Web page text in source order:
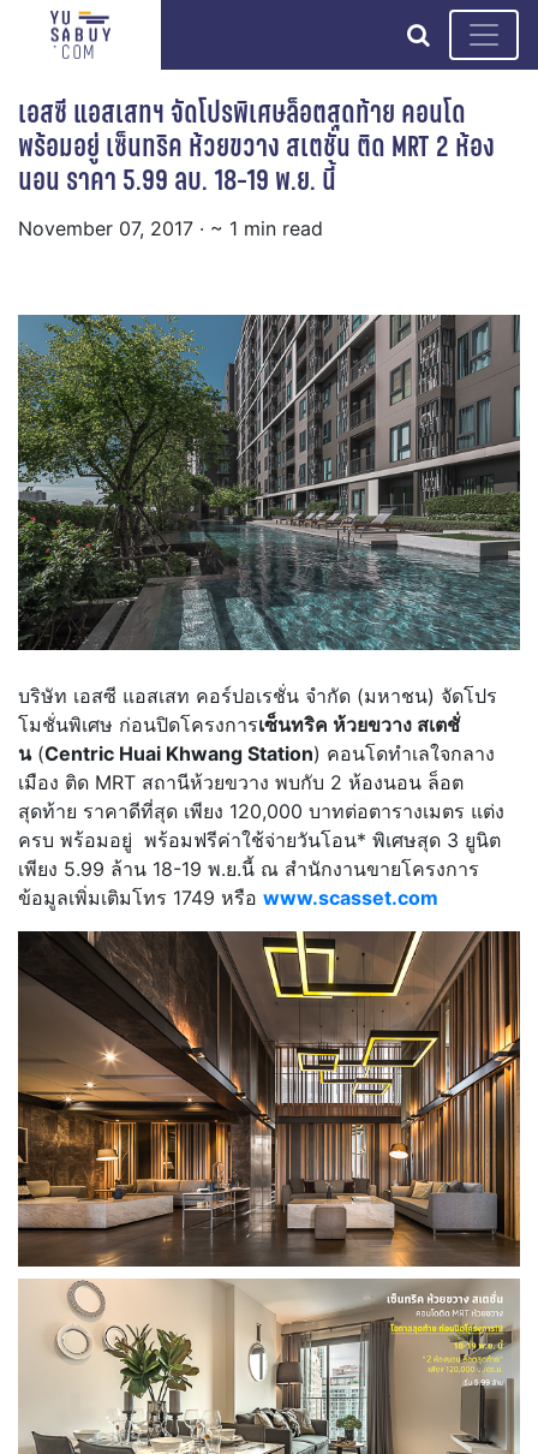
search
เอสซี แอสเสทฯ จัดโปรพิเศษล็อตสุดท้าย คอนโด
พร้อมอยู่ เซ็นทริค ห้วยขวาง สเตชั่น ติด MRT 2 ห้อง
นอน ราคา 5.99 ลบ. 18-19 พ.ย. นี้
November 07, 2017 · ~ 1 min read
บริษัท เอสซี แอสเสท คอร์ปอเรชั่น จำกัด (มหาชน) จัดโปร
โมชั่นพิเศษ ก่อนปิดโครงการเซ็นทริค ห้วยขวาง สเตชั่
น(Centric Huai Khwang Station) คอนโดทำเลใจกลาง
เมือง ติด MRT สถานีห้วยขวาง พบกับ 2 ห้องนอน ล็อต
สุดท้าย ราคาดีที่สุด เพียง 120,000 บาทต่อตารางเมตร แต่ง
ครบ พร้อมอยู่ พร้อมฟรีค่าใช้จ่ายวันโอน* พิเศษสุด 3 ยูนิต
เพียง 5.99 ล้าน 18-19 พ.ย.นี้ ณ สำนักงานขายโครงการ
ข้อมูลเพิ่มเติมโทร 1749 หรือ www.scasset.com